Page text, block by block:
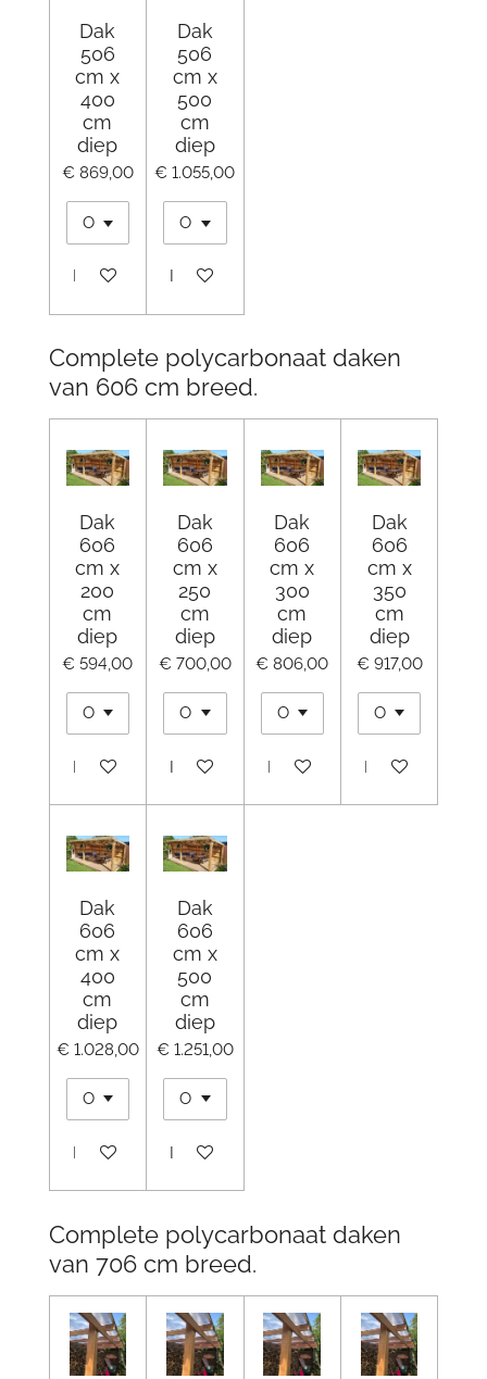
Dak
506
cm x
400
cm
diep
€ 869,00
In winkelwagen
Dak
506
cm x
500
cm
diep
€ 1.055,00
In winkelwagen
Complete polycarbonaat daken
van 606 cm breed.
Dak
606
cm x
200
cm
diep
€ 594,00
In winkelwagen
Dak
606
cm x
250
cm
diep
€ 700,00
In winkelwagen
Dak
606
cm x
300
cm
diep
€ 806,00
In winkelwagen
Dak
606
cm x
350
cm
diep
€ 917,00
In winkelwagen
Dak
606
cm x
400
cm
diep
€ 1.028,00
In winkelwagen
Dak
606
cm x
500
cm
diep
€ 1.251,00
In winkelwagen
Complete polycarbonaat daken
van 706 cm breed.